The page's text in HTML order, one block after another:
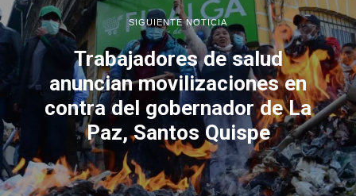
SIGUIENTE NOTICIA
Trabajadores de salud
anuncian movilizaciones en
contra del gobernador de La
Paz, Santos Quispe